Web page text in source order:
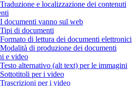
e localizzazione dei contenuti
documenti vanno sul web
di documenti
di lettura dei documenti elettronici
di produzione dei documenti
e video
alternativo (alt text) per le immagini
per i video
per i video